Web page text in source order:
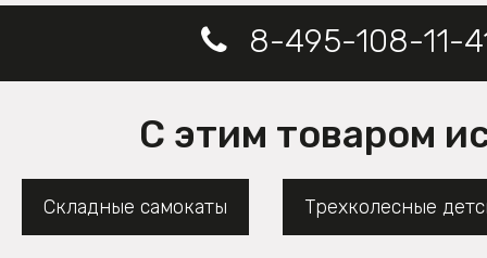
8-495-108-11-
С этим товаром
Складные самокаты Трехколесные